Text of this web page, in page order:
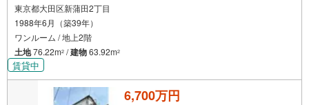
東京都大田区新蒲田2丁目
1988年6月（築39年）
ワンルーム / 地上2階
土地76.22m2 /建物63.92m2
賃貸中
6,700万円